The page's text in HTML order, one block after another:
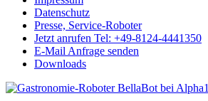
Datenschutz
Presse, Service-Roboter
Jetzt anrufen Tel: +49-8124-4441350
E-Mail Anfrage senden
Downloads